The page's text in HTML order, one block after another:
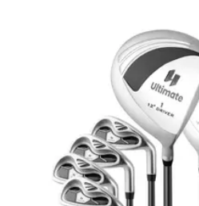
Cyclisme
Easy Sport Advice